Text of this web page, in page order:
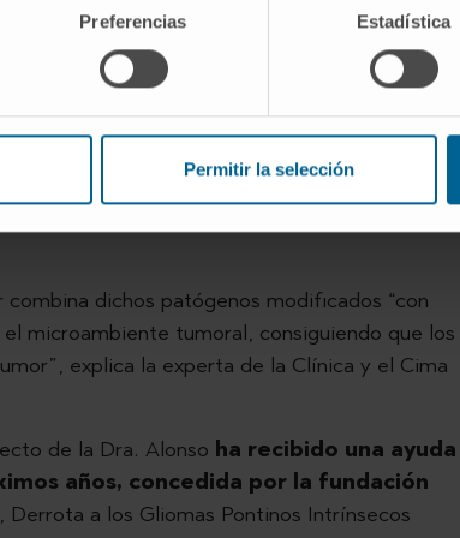
Preferencias Estadística
Permitir la selección
laboratorio para que respondan frente a este
Dra. Alonso y su equipo se han dedicado
obtenidos hasta la fecha han concluido
segura, ya que no produce
cierto efecto terapéutico”, valora la
dichos patógenos modificados “con
microambiente tumoral, consiguiendo que los
explica la experta de la Clínica y el Cima
de la Dra. Alonso ha recibido una ayuda
años, concedida por la fundación
Derrota a los Gliomas Pontinos Intrínsecos